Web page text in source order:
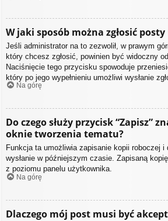
W jaki sposób można zgłosić
Jeśli administrator na to zezwolił, w prawym
który chcesz zgłosić, powinien być widoczny
Naciśnięcie tego przycisku spowoduje
który po jego wypełnieniu umożliwi wysłanie
Na górę
Do czego służy przycisk “Zapisz”
oknie tworzenia tematu?
Funkcja ta umożliwia zapisanie kopii roboczej i
wysłanie w późniejszym czasie. Zapisaną
z poziomu panelu użytkownika.
Na górę
Dlaczego mój post musi być